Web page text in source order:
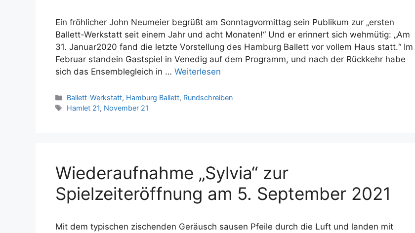
Ein fröhlicher John Neumeier begrüßt am Sonntagvormittag sein Publikum zur „ersten
Ballett-Werkstatt seit einem Jahr und acht Monaten!“ Und er erinnert sich wehmütig: „Am
31. Januar2020 fand die letzte Vorstellung des Hamburg Ballett vor vollem Haus statt.“ Im
Februar standein Gastspiel in Venedig auf dem Programm, und nach der Rückkehr habe
sich das Ensemblegleich in … Weiterlesen
Kategorien
Ballett-Werkstatt, Hamburg Ballett, Rundschreiben
Schlagwörter
Hamlet 21, November 21
Wiederaufnahme „Sylvia“ zur
Spielzeiteröffnung am 5. September 2021
Mit dem typischen zischenden Geräusch sausen Pfeile durch die Luft und landen mit